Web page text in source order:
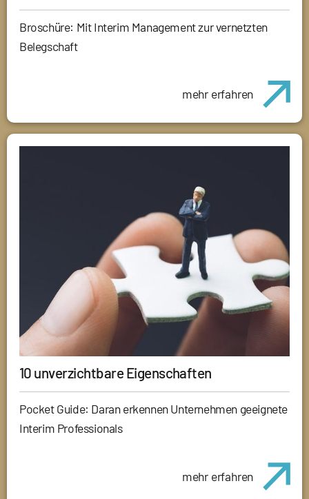
Broschüre: Mit Interim Management zur vernetzten
Belegschaft
mehr erfahren
10 unverzichtbare Eigenschaften
Pocket Guide: Daran erkennen Unternehmen geeignete
Interim Professionals
mehr erfahren